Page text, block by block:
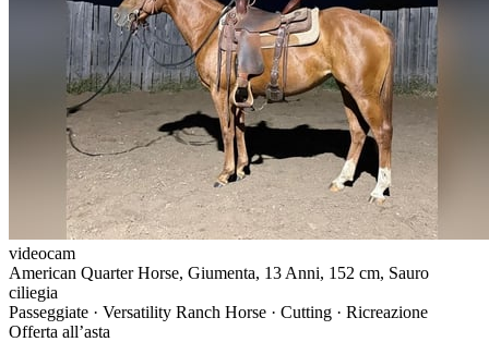
videocam
American Quarter Horse, Giumenta, 13 Anni, 152 cm, Sauro
ciliegia
Passeggiate · Versatility Ranch Horse · Cutting · Ricreazione
Offerta all’asta